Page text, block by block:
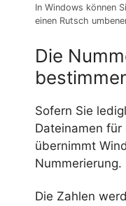
In Windows können
einen Rutsch
Die
Sofern Sie
Dateinamen
übernimmt
Nummerierung.
Die Zahlen